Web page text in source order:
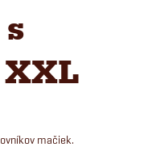
mačiek.